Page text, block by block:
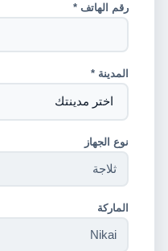
رقم الهاتف *
المدينة *
نوع الجهاز
الماركة